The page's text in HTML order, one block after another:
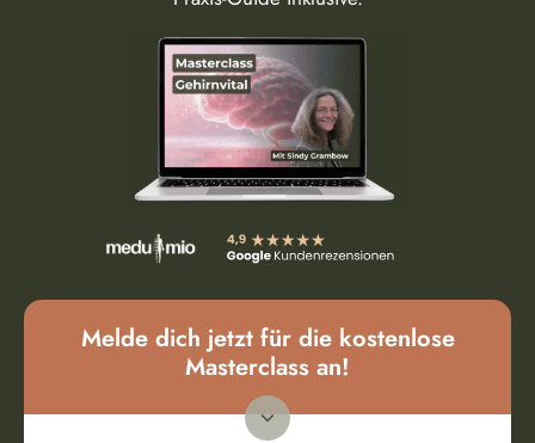
Melde dich jetzt für die kostenlose
Masterclass an!